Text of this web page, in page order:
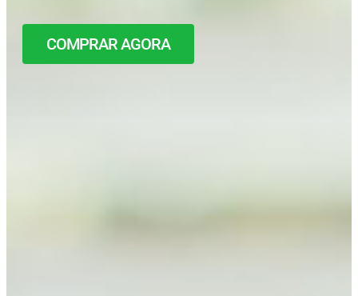
COMPRAR AGORA